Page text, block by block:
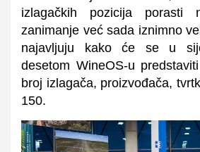
izlagačkih pozicija
zanimanje već sada iznimno
najavljuju kako će se u
desetom WineOS-u
broj izlagača, proizvođača,
150.